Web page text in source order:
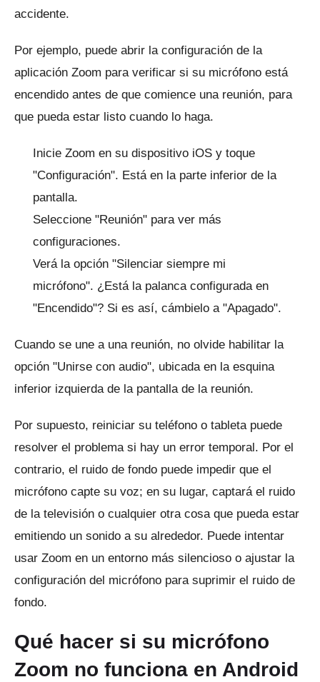
accidente.
Por ejemplo, puede abrir la configuración de la
aplicación Zoom para verificar si su micrófono está
encendido antes de que comience una reunión, para
que pueda estar listo cuando lo haga.
Inicie Zoom en su dispositivo iOS y toque
"Configuración". Está en la parte inferior de la
pantalla.
Seleccione "Reunión" para ver más
configuraciones.
Verá la opción "Silenciar siempre mi
micrófono". ¿Está la palanca configurada en
"Encendido"? Si es así, cámbielo a "Apagado".
Cuando se une a una reunión, no olvide habilitar la
opción "Unirse con audio", ubicada en la esquina
inferior izquierda de la pantalla de la reunión.
Por supuesto, reiniciar su teléfono o tableta puede
resolver el problema si hay un error temporal. Por el
contrario, el ruido de fondo puede impedir que el
micrófono capte su voz; en su lugar, captará el ruido
de la televisión o cualquier otra cosa que pueda estar
emitiendo un sonido a su alrededor. Puede intentar
usar Zoom en un entorno más silencioso o ajustar la
configuración del micrófono para suprimir el ruido de
fondo.
Qué hacer si su micrófono
Zoom no funciona en Android